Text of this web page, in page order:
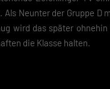
Neunter der Gruppe D
wird das später
die Klasse halten.
zu freiwilligen Diensten
um Erlaubnis bitten.